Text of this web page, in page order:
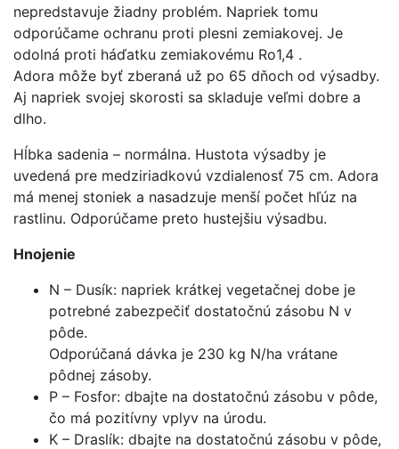
nepredstavuje žiadny problém. Napriek tomu
odporúčame ochranu proti plesni zemiakovej. Je
odolná proti háďatku zemiakovému Ro1,4 .
Adora môže byť zberaná už po 65 dňoch od výsadby.
Aj napriek svojej skorosti sa skladuje veľmi dobre a
dlho.
Hĺbka sadenia – normálna. Hustota výsadby je
uvedená pre medziriadkovú vzdialenosť 75 cm. Adora
má menej stoniek a nasadzuje menší počet hľúz na
rastlinu. Odporúčame preto hustejšiu výsadbu.
Hnojenie
N – Dusík: napriek krátkej vegetačnej dobe je
potrebné zabezpečiť dostatočnú zásobu N v
pôde.
Odporúčaná dávka je 230 kg N/ha vrátane
pôdnej zásoby.
P – Fosfor: dbajte na dostatočnú zásobu v pôde,
čo má pozitívny vplyv na úrodu.
K – Draslík: dbajte na dostatočnú zásobu v pôde,